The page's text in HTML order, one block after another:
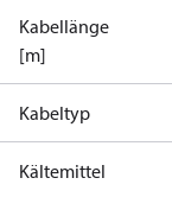
Kabellänge
[m]
Kabeltyp
Kältemittel